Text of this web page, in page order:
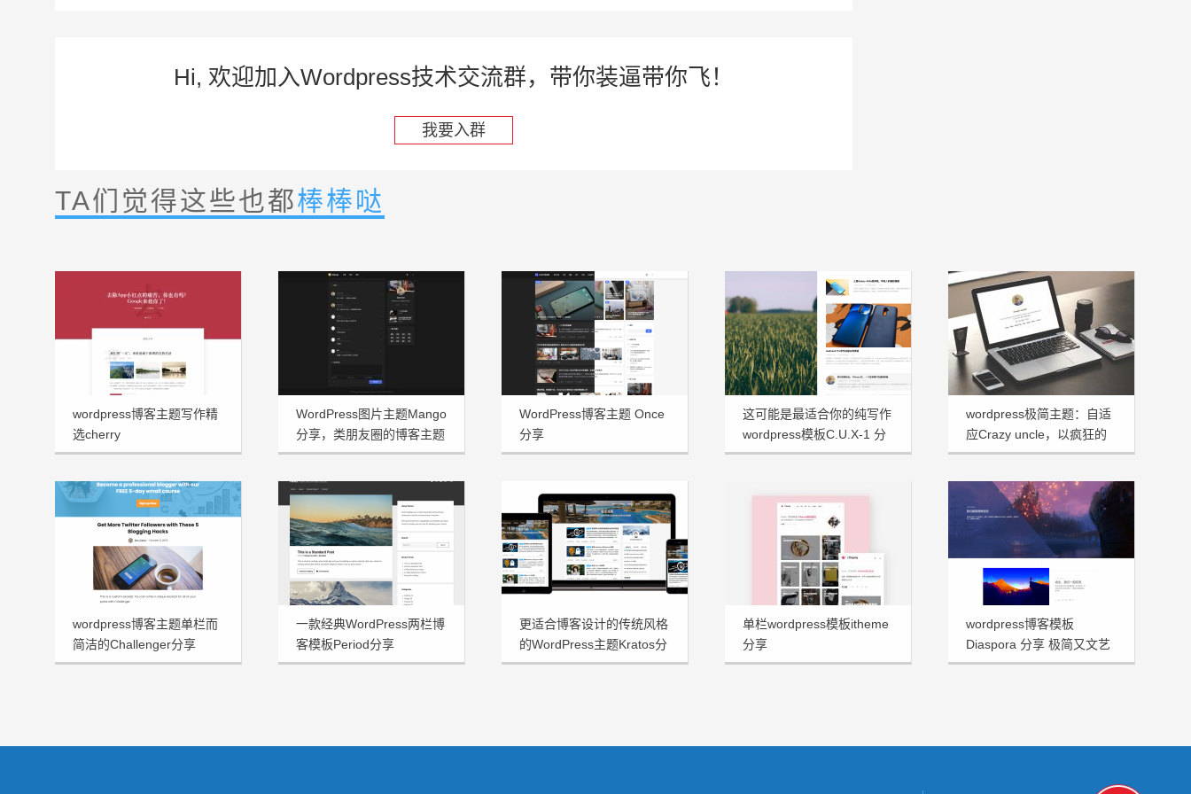
Hi, 欢迎加入Wordpress技术交流群，带你装逼带你飞！
我要入群
TA们觉得这些也都棒棒哒
wordpress博客主题写作精
选cherry
WordPress图片主题Mango
分享，类朋友圈的博客主题
WordPress博客主题 Once
分享
这可能是最适合你的纯写作
wordpress模板C.U.X-1 分
享
wordpress极简主题：自适
应Crazy uncle，以疯狂的
大叔命名！
wordpress博客主题单栏而
简洁的Challenger分享
一款经典WordPress两栏博
客模板Period分享
更适合博客设计的传统风格
的WordPress主题Kratos分
享
单栏wordpress模板itheme
分享
wordpress博客模板
Diaspora 分享 极简又文艺
十足